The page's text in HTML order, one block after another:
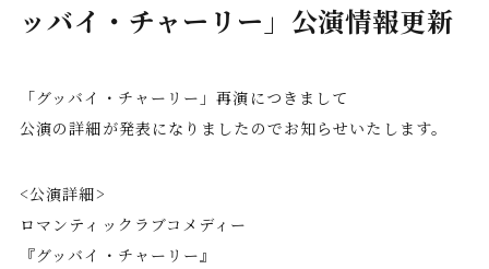
ッバイ・チャーリー」公演情報更新
「グッバイ・チャーリー」再演につきまして
公演の詳細が発表になりましたのでお知らせいたします。
<公演詳細>
ロマンティックラブコメディー
『グッバイ・チャーリー』